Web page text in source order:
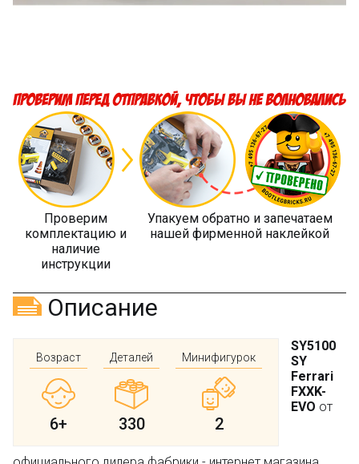
Проверим
комплектацию и
наличие
инструкции
Упакуем обратно и запечатаем
нашей фирменной наклейкой
Описание
Возраст
6+
Деталей
330
Минифигурок
2
SY5100
SY
Ferrari
FXXK-
EVO от